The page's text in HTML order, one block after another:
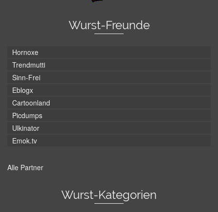
Wurst-Freunde
Hornoxe
Trendmutti
Sinn-Frei
Eblogx
Cartoonland
Picdumps
Ulkinator
Emok.tv
Alle Partner
Wurst-Kategorien